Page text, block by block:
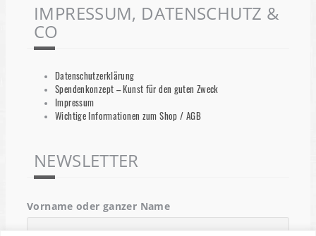
IMPRESSUM, DATENSCHUTZ &
CO
Datenschutzerklärung
Spendenkonzept – Kunst für den guten Zweck
Impressum
Wichtige Informationen zum Shop / AGB
NEWSLETTER
Vorname oder ganzer Name